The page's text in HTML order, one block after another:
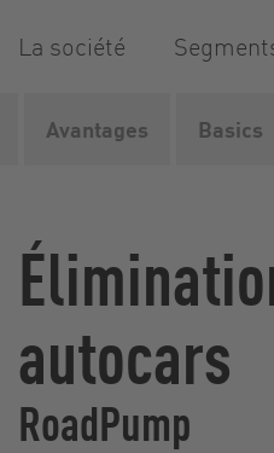
La société
Vogelsang Produits
autocars
RoadPump
Avantages Basics